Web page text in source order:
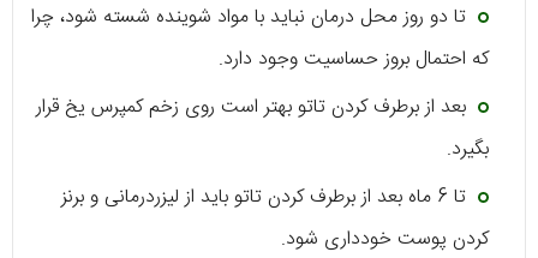
تا دو روز محل درمان نباید با مواد شوینده شسته شود، چرا
که احتمال بروز حساسیت وجود دارد.
بعد از برطرف کردن تاتو بهتر است روی زخم کمپرس یخ قرار
بگیرد.
تا 6 ماه بعد از برطرف کردن تاتو باید از لیزردرمانی و برنز
کردن پوست خودداری شود.